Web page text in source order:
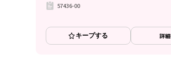
57436-00
キープする 詳